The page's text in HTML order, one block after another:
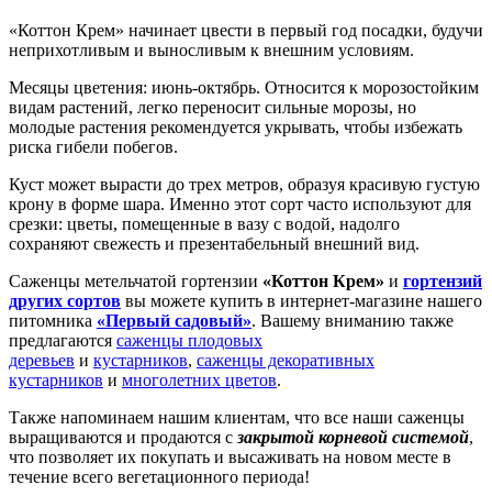
«Коттон Крем» начинает цвести в первый год посадки, будучи
неприхотливым и выносливым к внешним условиям.
Месяцы цветения: июнь-октябрь. Относится к морозостойким
видам растений, легко переносит сильные морозы, но
молодые растения рекомендуется укрывать, чтобы избежать
риска гибели побегов.
Куст может вырасти до трех метров, образуя красивую густую
крону в форме шара. Именно этот сорт часто используют для
срезки: цветы, помещенные в вазу с водой, надолго
сохраняют свежесть и презентабельный внешний вид.
Саженцы метельчатой гортензии «Коттон Крем» и гортензий
других сортов вы можете купить в интернет-магазине нашего
питомника «Первый садовый». Вашему вниманию также
предлагаются саженцы плодовых
деревьев и кустарников, саженцы декоративных
кустарников и многолетних цветов.
Также напоминаем нашим клиентам, что все наши саженцы
выращиваются и продаются с закрытой корневой системой,
что позволяет их покупать и высаживать на новом месте в
течение всего вегетационного периода!